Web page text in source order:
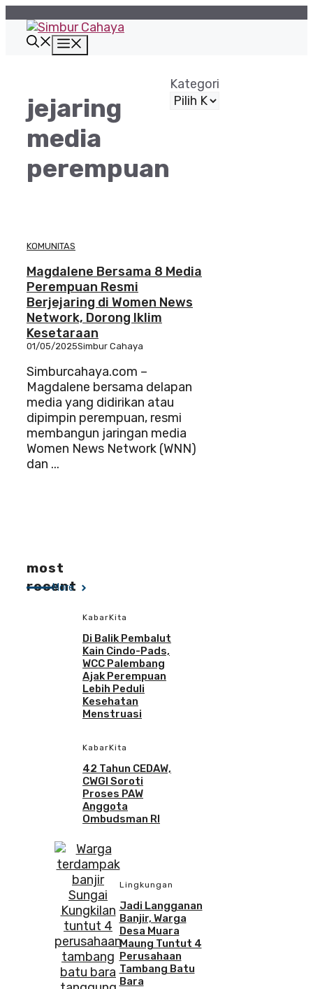
jejaring
media
perempuan
Kategori
KOMUNITAS
Magdalene Bersama 8 Media
Perempuan Resmi
Berjejaring di Women News
Network, Dorong Iklim
Kesetaraan
01/05/2025Simbur Cahaya
Simburcahaya.com –
Magdalene bersama delapan
media yang didirikan atau
dipimpin perempuan, resmi
membangun jaringan media
Women News Network (WNN)
dan ...
most
recent
More
KabarKita
Di Balik Pembalut
Kain Cindo-Pads,
WCC Palembang
Ajak Perempuan
Lebih Peduli
Kesehatan
Menstruasi
KabarKita
42 Tahun CEDAW,
CWGI Soroti
Proses PAW
Anggota
Ombudsman RI
Lingkungan
Jadi Langganan
Banjir, Warga
Desa Muara
Maung Tuntut 4
Perusahaan
Tambang Batu
Bara